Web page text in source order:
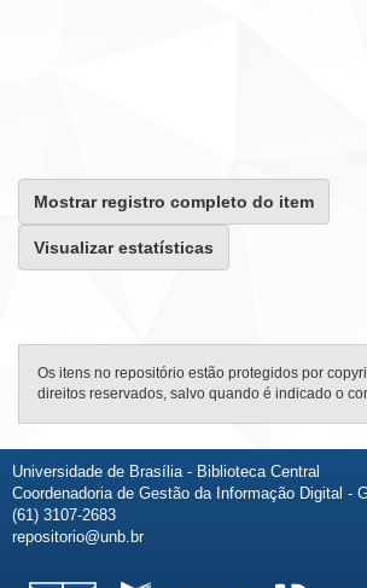
Mostrar registro completo do item
Visualizar estatísticas
Os itens no repositório estão protegidos por
direitos reservados, salvo quando é indicado o
Universidade de Brasília - Biblioteca Central
Coordenadoria de Gestão da Informação Digital -
(61) 3107-2683
repositorio@unb.br